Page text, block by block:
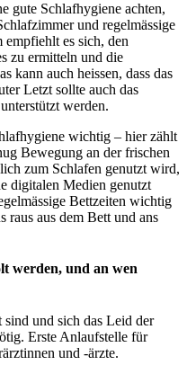
gute Schlafhygiene achten,
und regelmässige
es sich, den
zu ermitteln und die
kann auch heissen, dass das
Letzt sollte auch das
werden.
wichtig – hier zählt
Bewegung an der frischen
zum Schlafen genutzt wird,
digitalen Medien genutzt
Bettzeiten wichtig
raus aus dem Bett und ans
werden, und an wen
und sich das Leid der
Erste Anlaufstelle für
und -ärzte.